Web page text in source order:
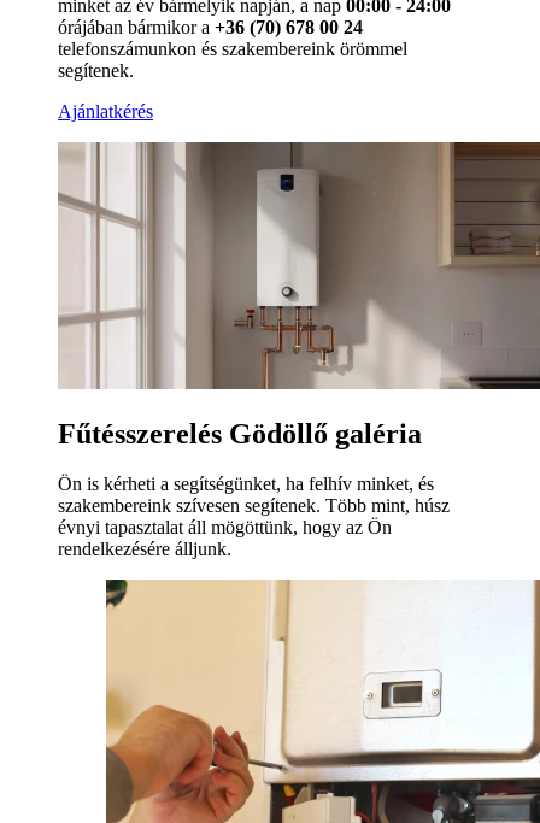
minket az év bármelyik napján, a nap 00:00 - 24:00
órájában bármikor a +36 (70) 678 00 24
telefonszámunkon és szakembereink örömmel
segítenek.
Ajánlatkérés
Fűtésszerelés Gödöllő galéria
Ön is kérheti a segítségünket, ha felhív minket, és
szakembereink szívesen segítenek. Több mint, húsz
évnyi tapasztalat áll mögöttünk, hogy az Ön
rendelkezésére álljunk.